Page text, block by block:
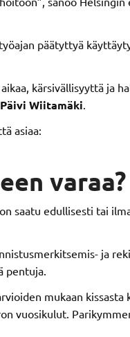
päätyttyä
kärsivällisyyttä ja
Päivi Wiitamäki
asiaa:
varaa?
saatu edullisesti tai
ja
pentuja.
mukaan kissasta
vuosikulut.